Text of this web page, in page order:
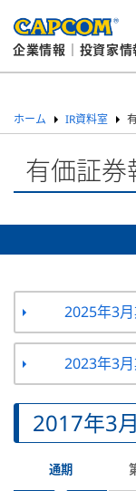
企業情報｜投資家情
ホーム IR資料室
有価証券
2025年3
2023年3
2017年3
通期